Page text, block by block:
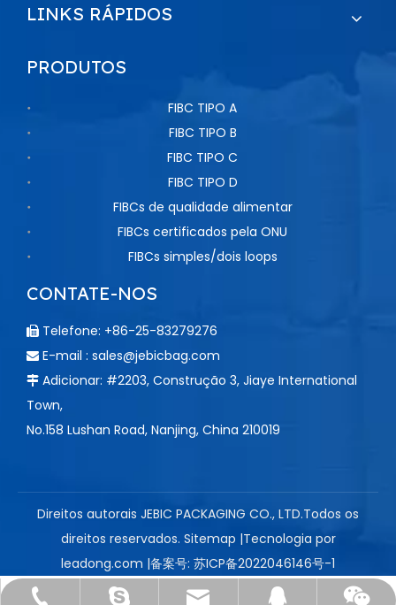
LINKS RÁPIDOS
PRODUTOS
FIBC TIPO A
FIBC TIPO B
FIBC TIPO C
FIBC TIPO D
FIBCs de qualidade alimentar
FIBCs certificados pela ONU
FIBCs simples/dois loops
CONTATE-NOS
 Telefone: +86-25-83279276
 E-mail : sales@jebicbag.com
 Adicionar: #2203, Construção 3, Jiaye International
Town,
No.158 Lushan Road, Nanjing, China 210019
Direitos autorais JEBIC PACKAGING CO., LTD.Todos os
direitos reservados. Sitemap |Tecnologia por
leadong.com |备案号: 苏ICP备2022046146号-1
+86-25-83279276
Nancy Zou
sales@jebicbag.com
14652980
+86-13605163210